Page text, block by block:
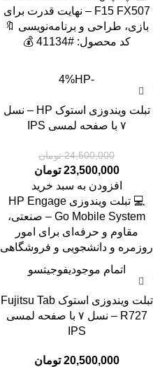
F15 FX507 – نهایت قدرت برای
بازی، طراحی و برنامه‌نویسی 🔖
کد محصول: #41134 💰
-4%
HP
تبلت ویندوزی استوک HP – نسل
۷ با صفحه لمسی IPS
24,500,000 تومان
23,500,000 تومان
افزودن به سبد خرید
💻 تبلت ویندوزی HP Engage
Go Mobile System – صنعتی،
مقاوم و حرفه‌ای برای امور
روزمره و دانشجویی و فروشگاهی
اتمام موجودیفوجیتسو
تبلت ویندوزی استوک Fujitsu Tab
R727 – نسل ۷ با صفحه لمسی
IPS
20,500,000 تومان